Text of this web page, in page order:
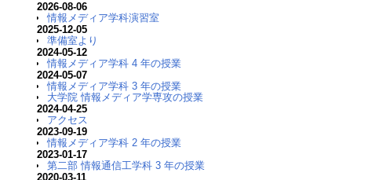
2026-08-06
情報メディア学科演習室
2025-12-05
準備室より
2024-05-12
情報メディア学科 4 年の授業
2024-05-07
情報メディア学科 3 年の授業
大学院 情報メディア学専攻の授業
2024-04-25
アクセス
2023-09-19
情報メディア学科 2 年の授業
2023-01-17
第二部 情報通信工学科 3 年の授業
2020-03-11